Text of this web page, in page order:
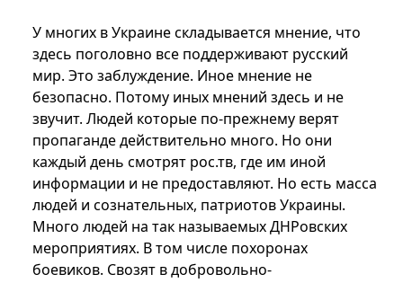
У многих в Украине складывается мнение, что
здесь поголовно все поддерживают русский
мир. Это заблуждение. Иное мнение не
безопасно. Потому иных мнений здесь и не
звучит. Людей которые по-прежнему верят
пропаганде действительно много. Но они
каждый день смотрят рос.тв, где им иной
информации и не предоставляют. Но есть масса
людей и сознательных, патриотов Украины.
Много людей на так называемых ДНРовских
мероприятиях. В том числе похоронах
боевиков. Свозят в добровольно-